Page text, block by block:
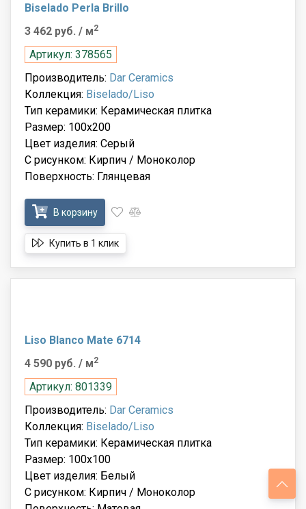
Biselado Perla Brillo
3 462 руб. / м2
Артикул: 378565
Производитель: Dar Ceramics
Коллекция: Biselado/Liso
Тип керамики: Керамическая плитка
Размер: 100x200
Цвет изделия: Серый
С рисунком: Кирпич / Моноколор
Поверхность: Глянцевая
В корзину
Купить в 1 клик
Liso Blanco Mate 6714
4 590 руб. / м2
Артикул: 801339
Производитель: Dar Ceramics
Коллекция: Biselado/Liso
Тип керамики: Керамическая плитка
Размер: 100x100
Цвет изделия: Белый
С рисунком: Кирпич / Моноколор